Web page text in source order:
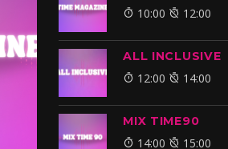
10:00 12:00
ALL INCLUSIVE
12:00 14:00
MIX TIME90
14:00 15:00